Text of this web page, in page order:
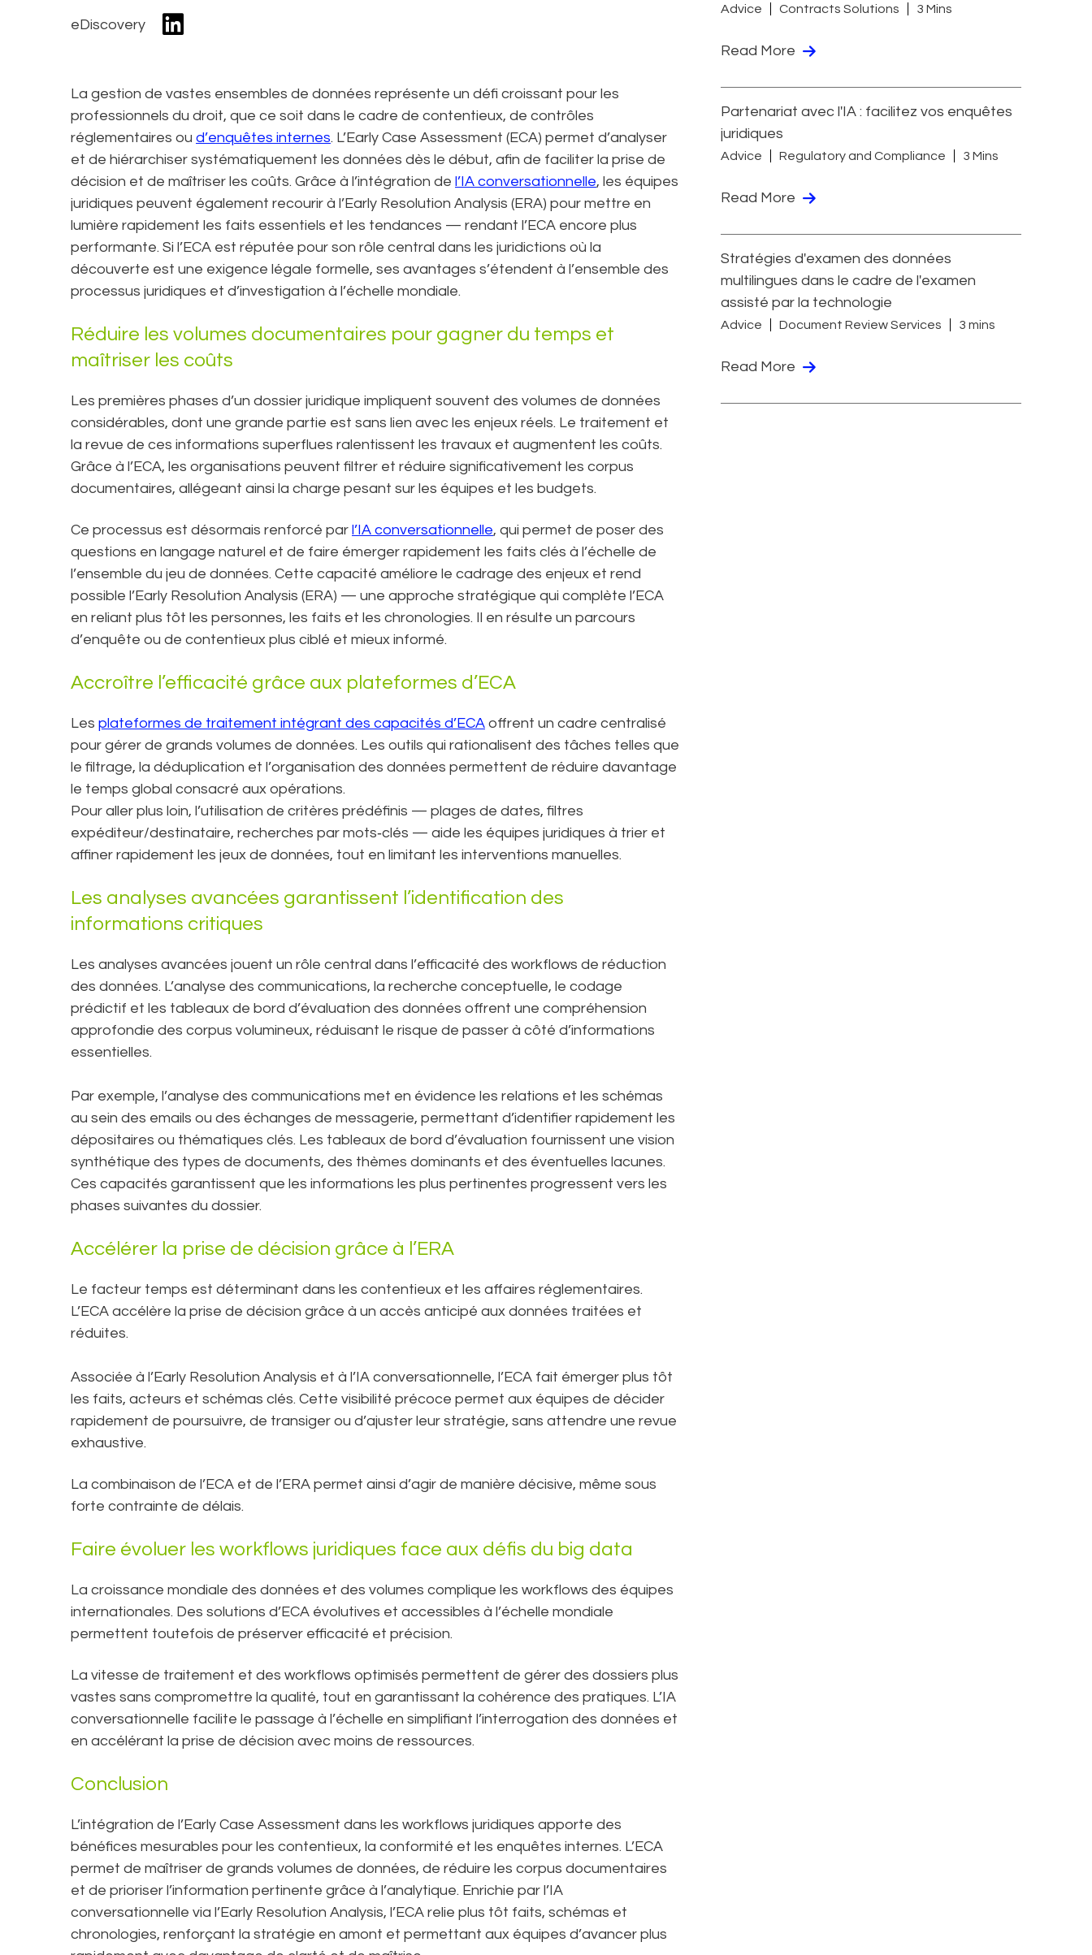
eDiscovery
La gestion de vastes ensembles de données représente un défi croissant pour les
professionnels du droit, que ce soit dans le cadre de contentieux, de contrôles
réglementaires ou d’enquêtes internes. L’Early Case Assessment (ECA) permet d’analyser
et de hiérarchiser systématiquement les données dès le début, afin de faciliter la prise de
décision et de maîtriser les coûts. Grâce à l’intégration de l’IA conversationnelle, les équipes
juridiques peuvent également recourir à l’Early Resolution Analysis (ERA) pour mettre en
lumière rapidement les faits essentiels et les tendances — rendant l’ECA encore plus
performante. Si l’ECA est réputée pour son rôle central dans les juridictions où la
découverte est une exigence légale formelle, ses avantages s’étendent à l’ensemble des
processus juridiques et d’investigation à l’échelle mondiale.
Réduire les volumes documentaires pour gagner du temps et
maîtriser les coûts
Les premières phases d’un dossier juridique impliquent souvent des volumes de données
considérables, dont une grande partie est sans lien avec les enjeux réels. Le traitement et
la revue de ces informations superflues ralentissent les travaux et augmentent les coûts.
Grâce à l’ECA, les organisations peuvent filtrer et réduire significativement les corpus
documentaires, allégeant ainsi la charge pesant sur les équipes et les budgets.
Ce processus est désormais renforcé par l’IA conversationnelle, qui permet de poser des
questions en langage naturel et de faire émerger rapidement les faits clés à l’échelle de
l’ensemble du jeu de données. Cette capacité améliore le cadrage des enjeux et rend
possible l’Early Resolution Analysis (ERA) — une approche stratégique qui complète l’ECA
en reliant plus tôt les personnes, les faits et les chronologies. Il en résulte un parcours
d’enquête ou de contentieux plus ciblé et mieux informé.
Accroître l’efficacité grâce aux plateformes d’ECA
Les plateformes de traitement intégrant des capacités d’ECA offrent un cadre centralisé
pour gérer de grands volumes de données. Les outils qui rationalisent des tâches telles que
le filtrage, la déduplication et l’organisation des données permettent de réduire davantage
le temps global consacré aux opérations.
Pour aller plus loin, l’utilisation de critères prédéfinis — plages de dates, filtres
expéditeur/destinataire, recherches par mots‑clés — aide les équipes juridiques à trier et
affiner rapidement les jeux de données, tout en limitant les interventions manuelles.
Les analyses avancées garantissent l’identification des
informations critiques
Les analyses avancées jouent un rôle central dans l’efficacité des workflows de réduction
des données. L’analyse des communications, la recherche conceptuelle, le codage
prédictif et les tableaux de bord d’évaluation des données offrent une compréhension
approfondie des corpus volumineux, réduisant le risque de passer à côté d’informations
essentielles.
Par exemple, l’analyse des communications met en évidence les relations et les schémas
au sein des emails ou des échanges de messagerie, permettant d’identifier rapidement les
dépositaires ou thématiques clés. Les tableaux de bord d’évaluation fournissent une vision
synthétique des types de documents, des thèmes dominants et des éventuelles lacunes.
Ces capacités garantissent que les informations les plus pertinentes progressent vers les
phases suivantes du dossier.
Accélérer la prise de décision grâce à l’ERA
Le facteur temps est déterminant dans les contentieux et les affaires réglementaires.
L’ECA accélère la prise de décision grâce à un accès anticipé aux données traitées et
réduites.
Associée à l’Early Resolution Analysis et à l’IA conversationnelle, l’ECA fait émerger plus tôt
les faits, acteurs et schémas clés. Cette visibilité précoce permet aux équipes de décider
rapidement de poursuivre, de transiger ou d’ajuster leur stratégie, sans attendre une revue
exhaustive.
La combinaison de l’ECA et de l’ERA permet ainsi d’agir de manière décisive, même sous
forte contrainte de délais.
Faire évoluer les workflows juridiques face aux défis du big data
La croissance mondiale des données et des volumes complique les workflows des équipes
internationales. Des solutions d’ECA évolutives et accessibles à l’échelle mondiale
permettent toutefois de préserver efficacité et précision.
La vitesse de traitement et des workflows optimisés permettent de gérer des dossiers plus
vastes sans compromettre la qualité, tout en garantissant la cohérence des pratiques. L’IA
conversationnelle facilite le passage à l’échelle en simplifiant l’interrogation des données et
en accélérant la prise de décision avec moins de ressources.
Conclusion
L’intégration de l’Early Case Assessment dans les workflows juridiques apporte des
bénéfices mesurables pour les contentieux, la conformité et les enquêtes internes. L’ECA
permet de maîtriser de grands volumes de données, de réduire les corpus documentaires
et de prioriser l’information pertinente grâce à l’analytique. Enrichie par l’IA
conversationnelle via l’Early Resolution Analysis, l’ECA relie plus tôt faits, schémas et
chronologies, renforçant la stratégie en amont et permettant aux équipes d’avancer plus
Advice Contracts Solutions 3 Mins
Read More
Partenariat avec l'IA : facilitez vos enquêtes
juridiques
Advice Regulatory and Compliance 3 Mins
Read More
Stratégies d'examen des données
multilingues dans le cadre de l'examen
assisté par la technologie
Advice Document Review Services 3 mins
Read More